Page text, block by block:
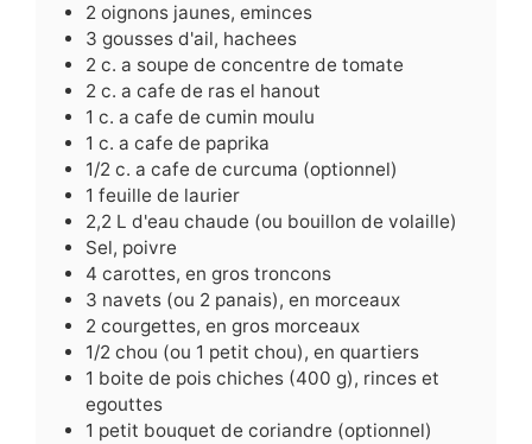
2 oignons jaunes, eminces
3 gousses d'ail, hachees
2 c. a soupe de concentre de tomate
2 c. a cafe de ras el hanout
1 c. a cafe de cumin moulu
1 c. a cafe de paprika
1/2 c. a cafe de curcuma (optionnel)
1 feuille de laurier
2,2 L d'eau chaude (ou bouillon de volaille)
Sel, poivre
4 carottes, en gros troncons
3 navets (ou 2 panais), en morceaux
2 courgettes, en gros morceaux
1/2 chou (ou 1 petit chou), en quartiers
1 boite de pois chiches (400 g), rinces et
egouttes
1 petit bouquet de coriandre (optionnel)